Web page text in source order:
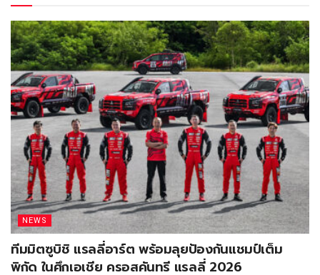
NEWS
ทีมมิตซูบิชิ แรลลี่อาร์ต พร้อมลุยป้องกันแชมป์เต็ม
พิกัด ในศึกเอเชีย ครอสคันทรี แรลลี่ 2026